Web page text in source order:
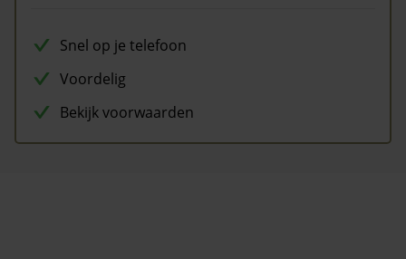
Snel op je telefoon
Voordelig
Bekijk voorwaarden